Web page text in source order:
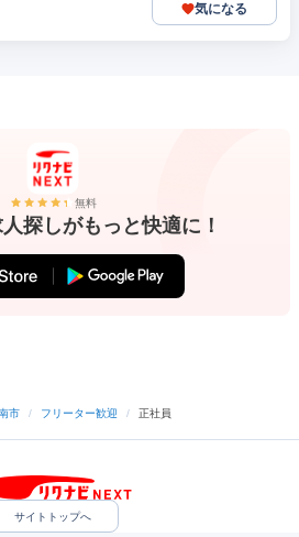
気になる
無料
探しがもっと快適に！
市 / フリーター歓迎 / 正社員
サイトトップへ